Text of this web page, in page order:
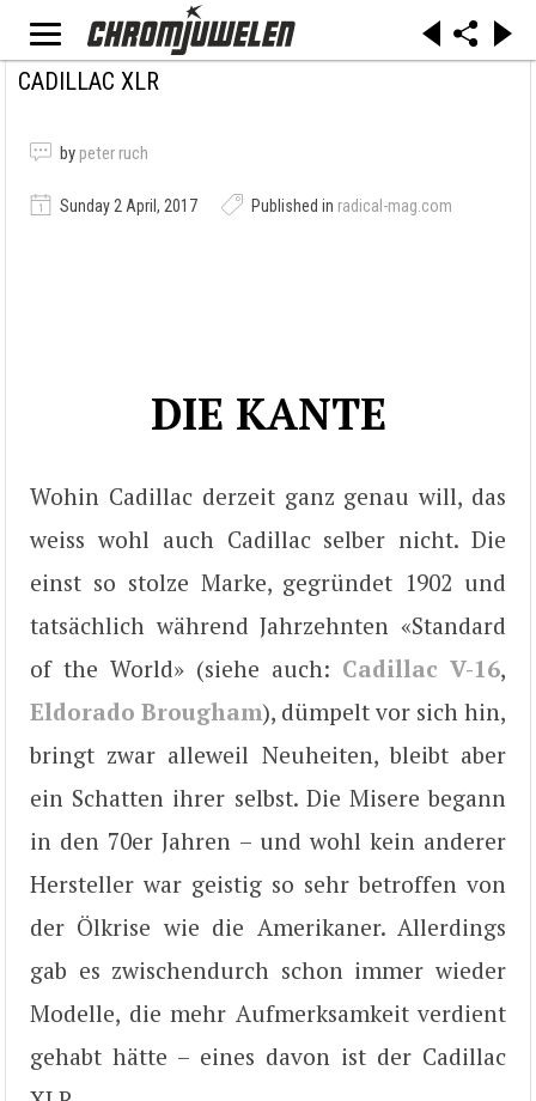
CADILLAC XLR
by peter ruch
Sunday 2 April, 2017 Published in radical-mag.com
DIE KANTE
Wohin Cadillac derzeit ganz genau will, das
weiss wohl auch Cadillac selber nicht. Die
einst so stolze Marke, gegründet 1902 und
tatsächlich während Jahrzehnten «Standard
of the World» (siehe auch: Cadillac V-16,
Eldorado Brougham), dümpelt vor sich hin,
bringt zwar alleweil Neuheiten, bleibt aber
ein Schatten ihrer selbst. Die Misere begann
in den 70er Jahren – und wohl kein anderer
Hersteller war geistig so sehr betroffen von
der Ölkrise wie die Amerikaner. Allerdings
gab es zwischendurch schon immer wieder
Modelle, die mehr Aufmerksamkeit verdient
gehabt hätte – eines davon ist der Cadillac